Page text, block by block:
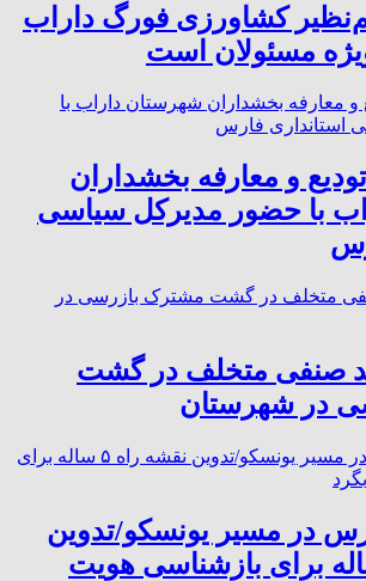
کشاورزی فورگ داراب
مسئولان است
و معارفه بخشداران
با حضور مدیرکل سیاسی
صنفی متخلف در گشت
در شهرستان
در مسیر یونسکو/تدوین
راه ۵ ساله برای بازشناسی هویت